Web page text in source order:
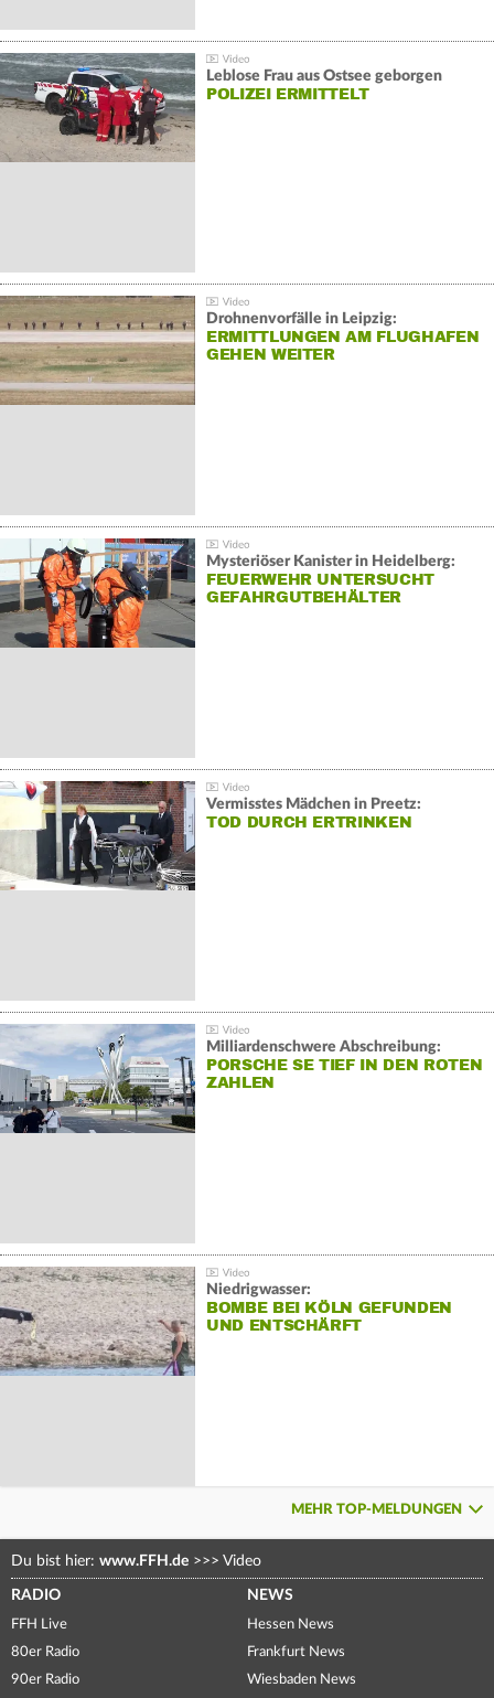
Leblose Frau aus Ostsee geborgen
POLIZEI ERMITTELT
Drohnenvorfälle in Leipzig:
ERMITTLUNGEN AM FLUGHAFEN
GEHEN WEITER
Mysteriöser Kanister in Heidelberg:
FEUERWEHR UNTERSUCHT
GEFAHRGUTBEHÄLTER
Vermisstes Mädchen in Preetz:
TOD DURCH ERTRINKEN
Milliardenschwere Abschreibung:
PORSCHE SE TIEF IN DEN ROTEN
ZAHLEN
Niedrigwasser:
BOMBE BEI KÖLN GEFUNDEN
UND ENTSCHÄRFT
MEHR TOP-MELDUNGEN
Du bist hier: www.FFH.de >>> Video
RADIO
FFH Live
80er Radio
90er Radio
NEWS
Hessen News
Frankfurt News
Wiesbaden News